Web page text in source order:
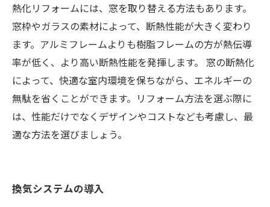
熱化リフォームには、窓を取り替える方法もあります。
窓枠やガラスの素材によって、断熱性能が大きく変わり
ます。アルミフレームよりも樹脂フレームの方が熱伝導
率が低く、より高い断熱性能を発揮します。 窓の断熱化
によって、快適な室内環境を保ちながら、エネルギーの
無駄を省くことができます。リフォーム方法を選ぶ際に
は、性能だけでなくデザインやコストなども考慮し、最
適な方法を選びましょう。
換気システムの導入